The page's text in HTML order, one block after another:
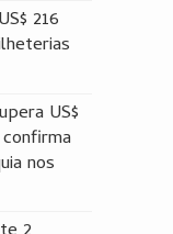
216
US$
nos